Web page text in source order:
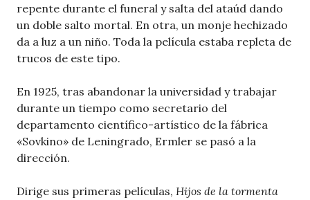
repente durante el funeral y salta del ataúd dando
un doble salto mortal. En otra, un monje hechizado
da a luz a un niño. Toda la película estaba repleta de
trucos de este tipo.
En 1925, tras abandonar la universidad y trabajar
durante un tiempo como secretario del
departamento científico-artístico de la fábrica
«Sovkino» de Leningrado, Ermler se pasó a la
dirección.
Dirige sus primeras películas, Hijos de la tormenta